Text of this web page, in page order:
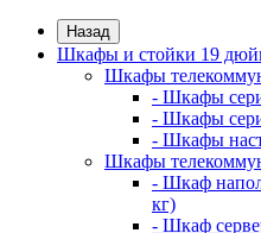
Назад
Шкафы и стойки 19
Шкафы
- Шкафы
- Шкафы
- Шкафы
Шкафы
- Шкаф
кг)
- Шкаф